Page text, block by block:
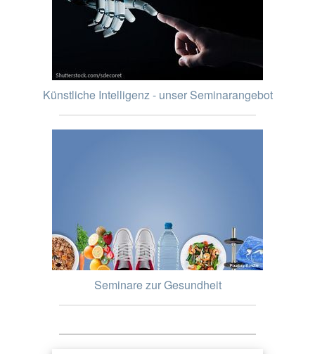
Künstliche Intelligenz - unser Seminarangebot
Seminare zur Gesundheit